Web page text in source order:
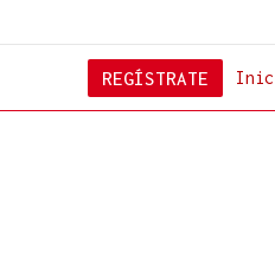
REGÍSTRATE